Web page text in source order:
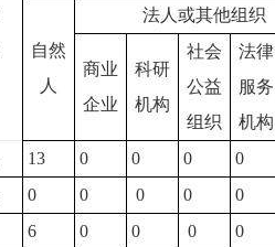
自然
人
法人或其他组织
商业
企业
科研
机构
社会
公益
组织
法律
服务
机构
13 0 0 0 0
0 0 0 0 0
6 0 0 0 0